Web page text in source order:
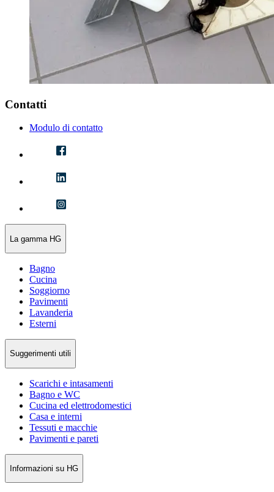
Contatti
Modulo di contatto
La gamma HG
Bagno
Cucina
Soggiorno
Pavimenti
Lavanderia
Esterni
Suggerimenti utili
Scarichi e intasamenti
Bagno e WC
Cucina ed elettrodomestici
Casa e interni
Tessuti e macchie
Pavimenti e pareti
Informazioni su HG